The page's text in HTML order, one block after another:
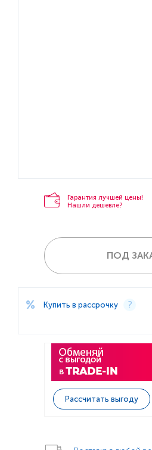
Гарантия лучшей цены!
Нашли дешевле?
ПОД
Купить в рассрочку
Рассчитать выгоду